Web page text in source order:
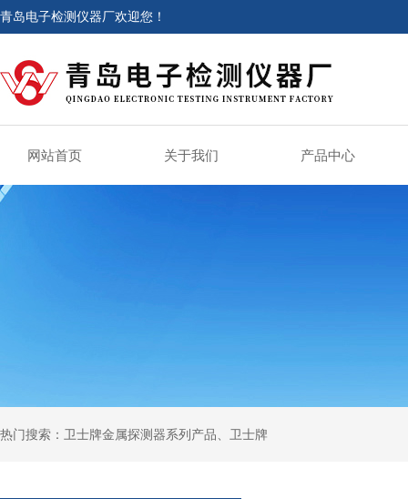
青岛电子检测仪器厂欢迎您！
网站首页 关于我们 产品中心
热门搜索：卫士牌金属探测器系列产品、卫士牌